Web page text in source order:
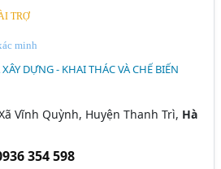
TRỢ
minh
DỰNG - KHAI THÁC VÀ CHẾ BIẾN
Vĩnh Quỳnh, Huyện Thanh Trì, Hà
354 598